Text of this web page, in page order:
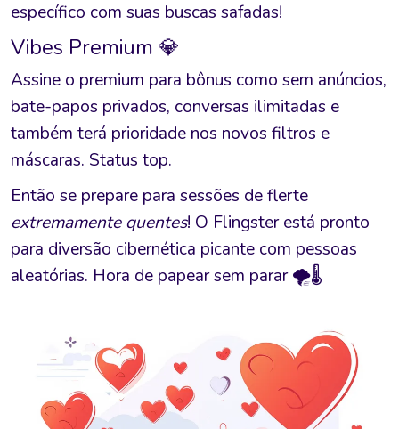
específico com suas buscas safadas!
Vibes Premium 💎
Assine o premium para bônus como sem anúncios,
bate-papos privados, conversas ilimitadas e
também terá prioridade nos novos filtros e
máscaras. Status top.
Então se prepare para sessões de flerte
extremamente quentes! O Flingster está pronto
para diversão cibernética picante com pessoas
aleatórias. Hora de papear sem parar 🌪️🌡️